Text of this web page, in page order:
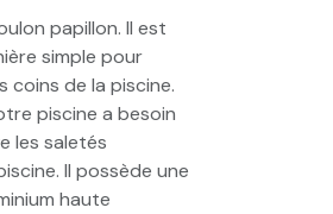
papillon. Il est
simple pour
de la piscine.
piscine a besoin
les saletés
Il possède une
haute